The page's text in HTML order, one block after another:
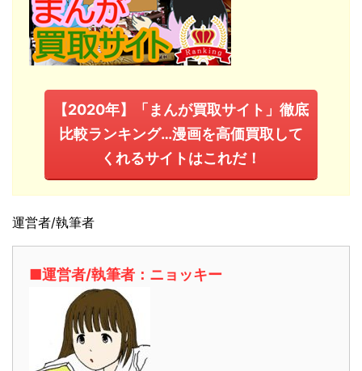
【2020年】「まんが買取サイト」徹底
比較ランキング…漫画を高価買取して
くれるサイトはこれだ！
運営者/執筆者
■運営者/執筆者：ニョッキー